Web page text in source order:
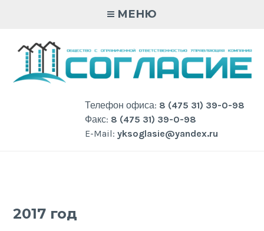
МЕНЮ
Телефон офиса: 8 (475 31) 39-0-98
Факс: 8 (475 31) 39-0-98
E-Mail: yksoglasie@yandex.ru
2017 год